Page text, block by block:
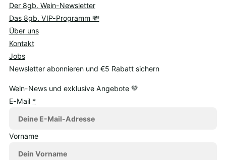
Der 8gb. Wein-Newsletter
Das 8gb. VIP-Programm 💸
Über uns
Kontakt
Jobs
Newsletter abonnieren und €5 Rabatt sichern
Wein-News und exklusive Angebote 💚
E-Mail *
Vorname